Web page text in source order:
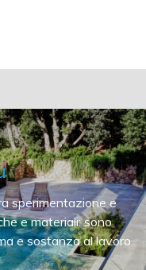
sperimentazione e
e materiali: sono
e sostanza al lavoro